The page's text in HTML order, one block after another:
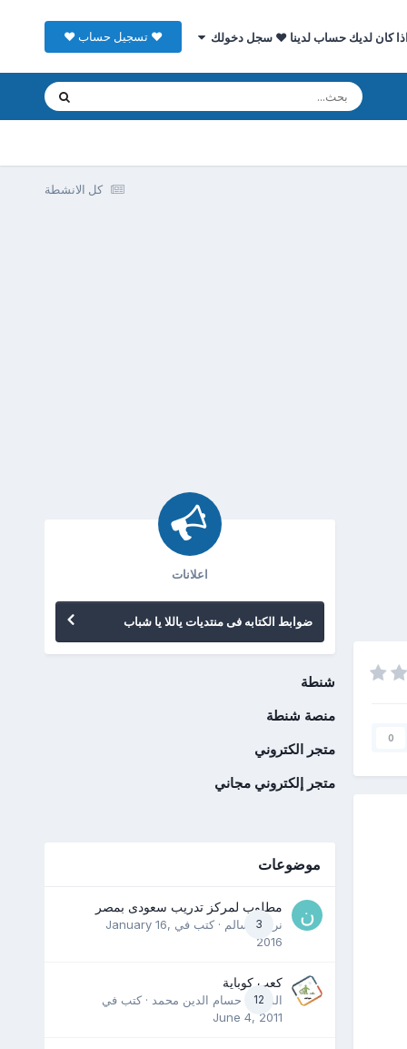
اذا كان لديك حساب لدينا ♥ سجل دخولك ♥ تسجيل حساب ♥
كل الانشطة
0
اعلانات
ضوابط الكتابه فى منتديات ياللا يا شباب
شنطة
منصة شنطة
متجر الكتروني
متجر إلكتروني مجاني
موضوعات
3
مطلوب لمركز تدريب سعودى بمصر
نرمين سالم · كتب في January 16,
2016
12
كعب كوباية
المدرب حسام الدين محمد · كتب في
June 4, 2011